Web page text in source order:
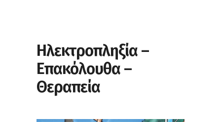
Ηλεκτροπληξία –
Επακόλουθα –
Θεραπεία